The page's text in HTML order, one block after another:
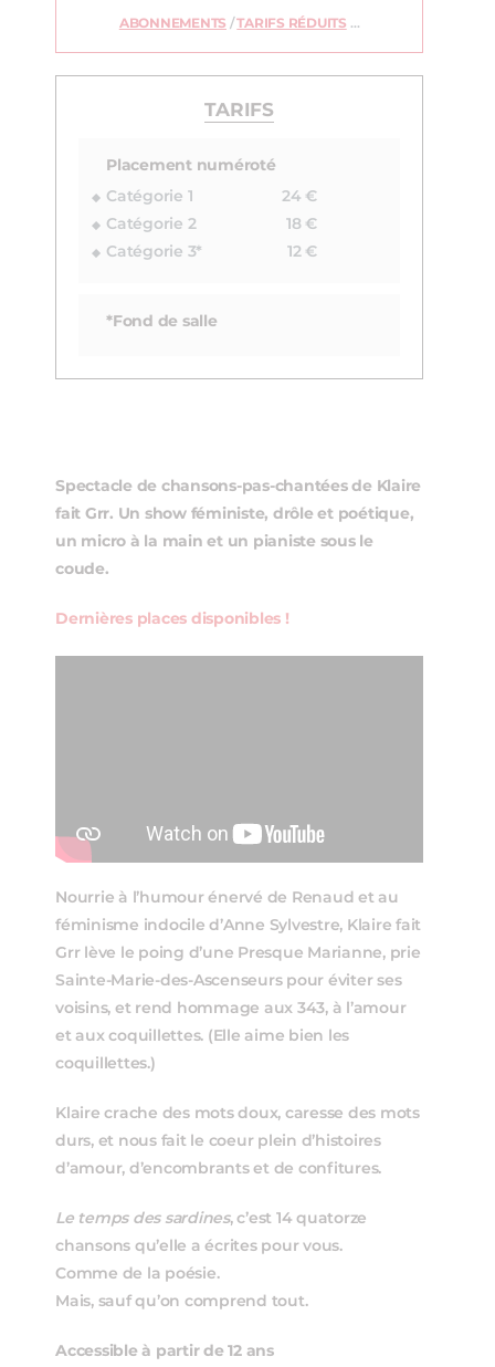
ABONNEMENTS /TARIFS RÉDUITS …
TARIFS
Placement numéroté
Catégorie 1
24 €
Catégorie 2
18 €
Catégorie 3*
12 €
*Fond de salle
Spectacle de chansons-pas-chantées de Klaire
fait Grr. Un show féministe, drôle et poétique,
un micro à la main et un pianiste sous le
coude.
Dernières places disponibles !
Nourrie à l’humour énervé de Renaud et au
féminisme indocile d’Anne Sylvestre, Klaire fait
Grr lève le poing d’une Presque Marianne, prie
Sainte-Marie-des-Ascenseurs pour éviter ses
voisins, et rend hommage aux 343, à l’amour
et aux coquillettes. (Elle aime bien les
coquillettes.)
Klaire crache des mots doux, caresse des mots
durs, et nous fait le coeur plein d’histoires
d’amour, d’encombrants et de confitures.
Le temps des sardines, c’est 14 quatorze
chansons qu’elle a écrites pour vous.
Comme de la poésie.
Mais, sauf qu’on comprend tout.
Accessible à partir de 12 ans